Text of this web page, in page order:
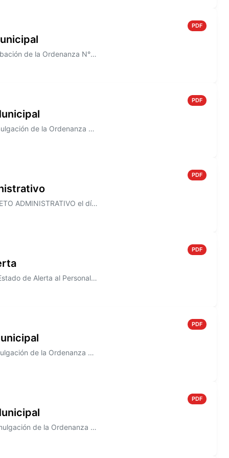
Información sobre el Decreto N° 821/2005, que establece la aprobación de la Ordenanza N° 1491
PDF
Información sobre el Decreto N° 820/2005 que establece la promulgación de la Ordenanza N° 1490
PDF
Información sobre el Decreto N° 818/2005, que establece el ASUETO ADMINISTRATIVO el día 30 de Diciembre de 2005, para to...
PDF
Información sobre el Decreto N° 817/2005, donde se declara en Estado de Alerta al Personal de la Junta Municipal de Defe...
PDF
Información sobre el Decreto N° 813/2005 que establece la promulgación de la Ordenanza N° 1483
PDF
Información sobre el Decreto N° 807/2005. que establece la promulgación de la Ordenanza N° 1492
PDF